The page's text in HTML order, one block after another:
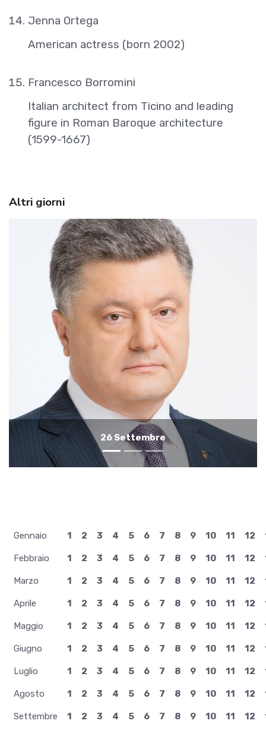
Jenna Ortega
American actress (born 2002)
Francesco Borromini
Italian architect from Ticino and leading
figure in Roman Baroque architecture
(1599-1667)
Altri giorni
25 Settembre
Gennaio 1 2 3 4 5 6 7 8 9 10 11 12
Febbraio 1 2 3 4 5 6 7 8 9 10 11 12
Marzo 1 2 3 4 5 6 7 8 9 10 11 12
Aprile 1 2 3 4 5 6 7 8 9 10 11 12
Maggio 1 2 3 4 5 6 7 8 9 10 11 12
Giugno 1 2 3 4 5 6 7 8 9 10 11 12
Luglio 1 2 3 4 5 6 7 8 9 10 11 12
Agosto 1 2 3 4 5 6 7 8 9 10 11 12
Settembre 1 2 3 4 5 6 7 8 9 10 11 12